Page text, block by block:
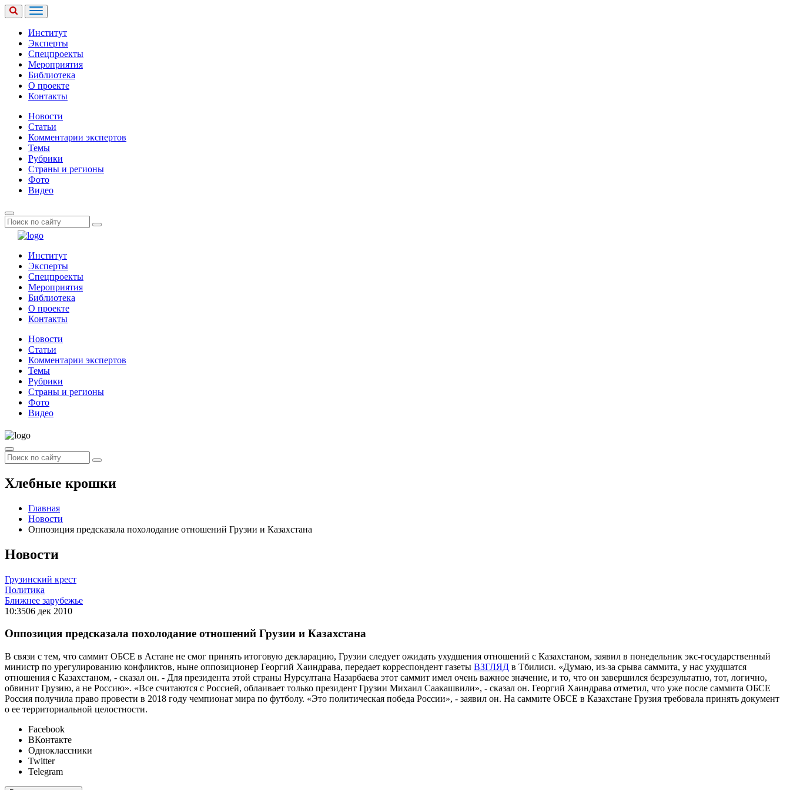
Институт
Эксперты
Спецпроекты
Мероприятия
Библиотека
О проекте
Контакты
Новости
Статьи
Комментарии экспертов
Темы
Рубрики
Страны и регионы
Фото
Видео
Институт
Эксперты
Спецпроекты
Мероприятия
Библиотека
О проекте
Контакты
Новости
Статьи
Комментарии экспертов
Темы
Рубрики
Страны и регионы
Фото
Видео
Хлебные крошки
Главная
Новости
Оппозиция предсказала похолодание отношений Грузии и Казахстана
Новости
Грузинский крест
Политика
Ближнее зарубежье
10:3506 дек 2010
Оппозиция предсказала похолодание отношений Грузии и Казахстана
В связи с тем, что саммит ОБСЕ в Астане не смог принять итоговую декларацию, Грузии следует ожидать ухудшения отношений с Казахстаном, заявил в понедельник экс-государственный
министр по урегулированию конфликтов, ныне оппозиционер Георгий Хаиндрава, передает корреспондент газеты ВЗГЛЯД в Тбилиси. «Думаю, из-за срыва саммита, у нас ухудшатся
отношения с Казахстаном, - сказал он. - Для президента этой страны Нурсултана Назарбаева этот саммит имел очень важное значение, и то, что он завершился безрезультатно, тот, логично,
обвинит Грузию, а не Россию». «Все считаются с Россией, облаивает только президент Грузии Михаил Саакашвили», - сказал он. Георгий Хаиндрава отметил, что уже после саммита ОБСЕ
Россия получила право провести в 2018 году чемпионат мира по футболу. «Это политическая победа России», - заявил он. На саммите ОБСЕ в Казахстане Грузия требовала принять документ
о ее территориальной целостности.
Facebook
ВКонтакте
Одноклассники
Twitter
Telegram